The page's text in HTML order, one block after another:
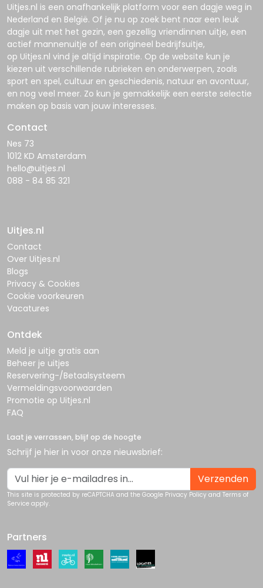
Uitjes.nl is een onafhankelijk platform voor een dagje weg in
Nederland en België. Of je nu op zoek bent naar een leuk
dagje uit met het gezin, een gezellig vriendinnen uitje, een
actief mannenuitje of een origineel bedrijfsuitje,
op Uitjes.nl vind je altijd inspiratie. Op de website kun je
kiezen uit verschillende rubrieken en onderwerpen, zoals
sport en spel, cultuur en geschiedenis, natuur en avontuur,
en nog veel meer. Zo kun je gemakkelijk een eerste selectie
maken op basis van jouw interesses.
Contact
Nes 73
1012 KD Amsterdam
hello@uitjes.nl
088 - 84 85 321
Uitjes.nl
Contact
Over Uitjes.nl
Blogs
Privacy & Cookies
Cookie voorkeuren
Vacatures
Ontdek
Meld je uitje gratis aan
Beheer je uitjes
Reservering-/Betaalsysteem
Vermeldingsvoorwaarden
Promotie op Uitjes.nl
FAQ
Laat je verrassen, blijf op de hoogte
Schrijf je hier in voor onze nieuwsbrief:
Verzenden
This site is protected by reCAPTCHA and the Google Privacy Policy and Terms of
Service apply.
Partners